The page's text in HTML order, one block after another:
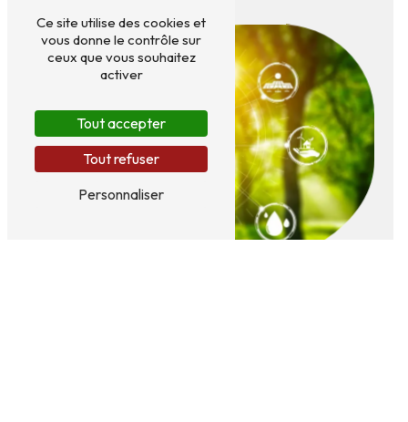
Ce site utilise des cookies et
vous donne le contrôle sur
ceux que vous souhaitez
activer
Tout accepter
Tout refuser
Personnaliser